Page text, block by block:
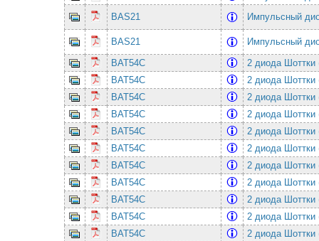
BAS21
Импульсный
BAS21
Импульсный
BAT54C
2 диода
BAT54C
2 диода
BAT54C
2 диода
BAT54C
2 диода
BAT54C
2 диода
BAT54C
2 диода
BAT54C
2 диода
BAT54C
2 диода
BAT54C
2 диода
BAT54C
2 диода
BAT54C
2 диода